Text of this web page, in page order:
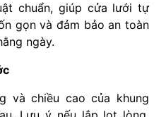
chuẩn, giúp cửa lưới tự
gọn và đảm bảo an toàn
ngày.
và chiều cao của khung